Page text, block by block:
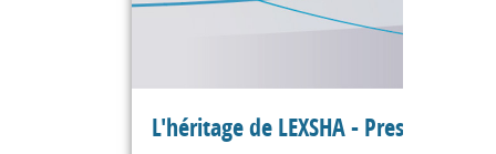
L'héritage de LEXSHA - Prespectives